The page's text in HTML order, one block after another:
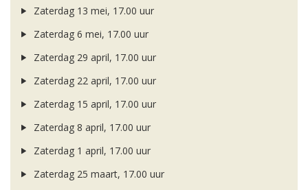
Zaterdag 13 mei, 17.00 uur
Zaterdag 6 mei, 17.00 uur
Zaterdag 29 april, 17.00 uur
Zaterdag 22 april, 17.00 uur
Zaterdag 15 april, 17.00 uur
Zaterdag 8 april, 17.00 uur
Zaterdag 1 april, 17.00 uur
Zaterdag 25 maart, 17.00 uur